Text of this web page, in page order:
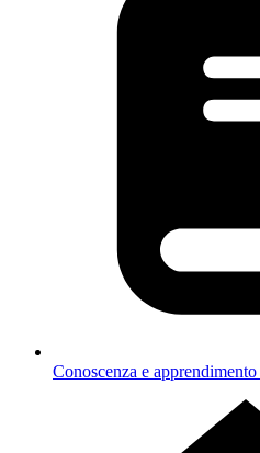
Conoscenza e apprendimento